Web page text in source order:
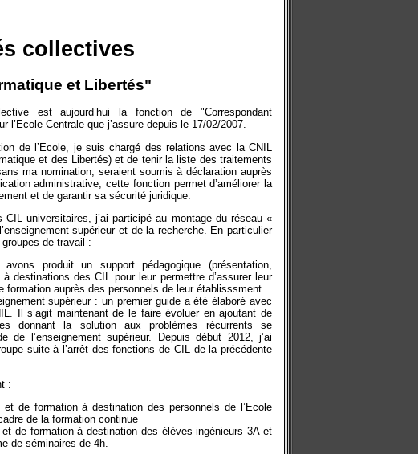
collectives
et Libertés"
est aujourd’hui la fonction de "Correspondant
l’Ecole Centrale que j’assure depuis le 17/02/2007.
de l’Ecole, je suis chargé des relations avec la CNIL
et des Libertés) et de tenir la liste des traitements
ma nomination, seraient soumis à déclaration auprès
administrative, cette fonction permet d’améliorer la
et de garantir sa sécurité juridique.
universitaires, j’ai participé au montage du réseau «
supérieur et de la recherche. En particulier
de travail :
produit un support pédagogique (présentation,
destinations des CIL pour leur permettre d’assurer leur
formation auprès des personnels de leur établisssment.
supérieur : un premier guide a été élaboré avec
Il s’agit maintenant de le faire évoluer en ajoutant de
donnant la solution aux problèmes récurrents se
de l’enseignement supérieur. Depuis début 2012, j’ai
suite à l’arrêt des fonctions de CIL de la précédente
:
et de formation à destination des personnels de l’Ecole
de la formation continue
et de formation à destination des élèves-ingénieurs 3A et
de séminaires de 4h.